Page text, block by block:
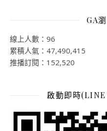
GA
線上人數：96
累積人氣：47,490,415
推播訂閱：152,520
啟動即時